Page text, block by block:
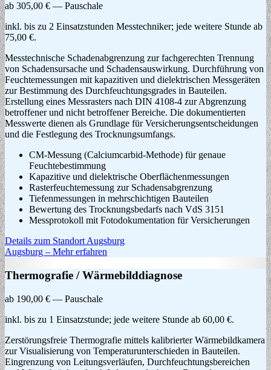
ab 305,00 € — Pauschale
inkl. bis zu 2 Einsatzstunden Messtechniker; jede weitere Stunde ab
75,00 €.
Messtechnische Schadenabgrenzung zur fachgerechten Trennung
von Schadensursache und Schadensauswirkung. Durchführung von
Feuchtemessungen mit kapazitiven und dielektrischen Messgeräten
zur Bestimmung des Durchfeuchtungsgrades in Bauteilen.
Erstellung eines Messrasters nach DIN 4108-4 zur Abgrenzung
betroffener und nicht betroffener Bereiche. Die dokumentierten
Messwerte dienen als Grundlage für Versicherungsentscheidungen
und die Festlegung des Trocknungsumfangs.
CM-Messung (Calciumcarbid-Methode) für genaue
Feuchtebestimmung
Kapazitive und dielektrische Oberflächenmessungen
Rasterfeuchtemessung zur Schadensabgrenzung
Tiefenmessungen in mehrschichtigen Bauteilen
Bewertung des Trocknungsbedarfs nach VdS 3151
Messprotokoll mit Fotodokumentation für Versicherungen
Details zum Standort Augsburg
Augsburg – Mehr erfahren
Thermografie / Wärmebilddiagnose
ab 190,00 € — Pauschale
inkl. bis zu 1 Einsatzstunde; jede weitere Stunde ab 60,00 €.
Zerstörungsfreie Thermografie mittels kalibrierter Wärmebildkamera
zur Visualisierung von Temperaturunterschieden in Bauteilen.
Eingrenzung von Leitungsverläufen, Durchfeuchtungsbereichen